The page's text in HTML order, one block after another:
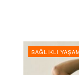
SAĞLIKLI